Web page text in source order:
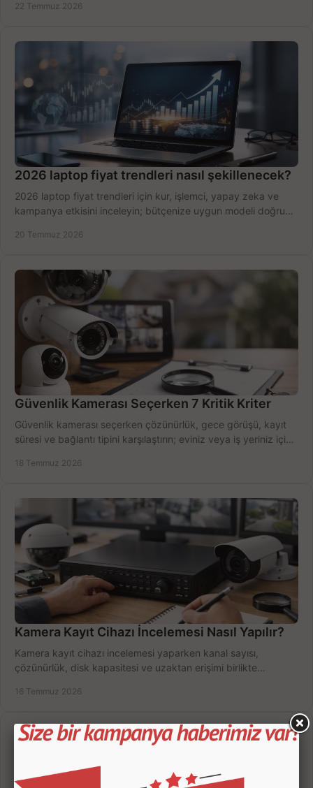
22 Temmuz 2026
2026 laptop fiyat trendleri nasıl şekillenecek?
2026 laptop fiyat trendleri için kur, işlemci, yapay zeka ve
kampanya etkisini inceleyin; bütçenize uygun modeli doğru
20 Temmuz 2026
Güvenlik Kamerası Seçerken 7 Kritik Kriter
Güvenlik kamerası seçerken çözünürlük, gece görüşü, kayıt
süresi ve bağlantı tipini karşılaştırın; eviniz veya iş yeriniz için
18 Temmuz 2026
Kamera Kayıt Cihazı İncelemesi Nasıl Yapılır?
Kamera kayıt cihazı incelemesi yaparken kanal sayısı,
çözünürlük, disk kapasitesi ve uzaktan erişimi birlikte
16 Temmuz 2026